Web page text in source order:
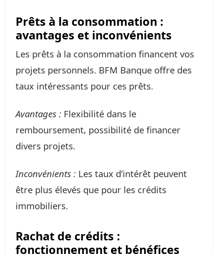
Prêts à la consommation :
avantages et inconvénients
Les prêts à la consommation financent vos
projets personnels. BFM Banque offre des
taux intéressants pour ces prêts.
Avantages : Flexibilité dans le
remboursement, possibilité de financer
divers projets.
Inconvénients : Les taux d’intérêt peuvent
être plus élevés que pour les crédits
immobiliers.
Rachat de crédits :
fonctionnement et bénéfices